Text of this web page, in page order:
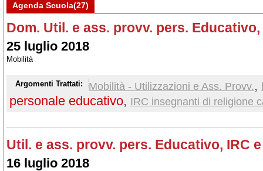
Agenda Scuola(27)
Dom. Util. e ass. provv. pers.
25 luglio 2018
Mobilità
Argomenti Trattati: Mobilità - Utilizzazioni e Ass. Provv.,
personale educativo, IRC insegnanti di religione
Util. e ass. provv. pers. Educativo, IRC
16 luglio 2018